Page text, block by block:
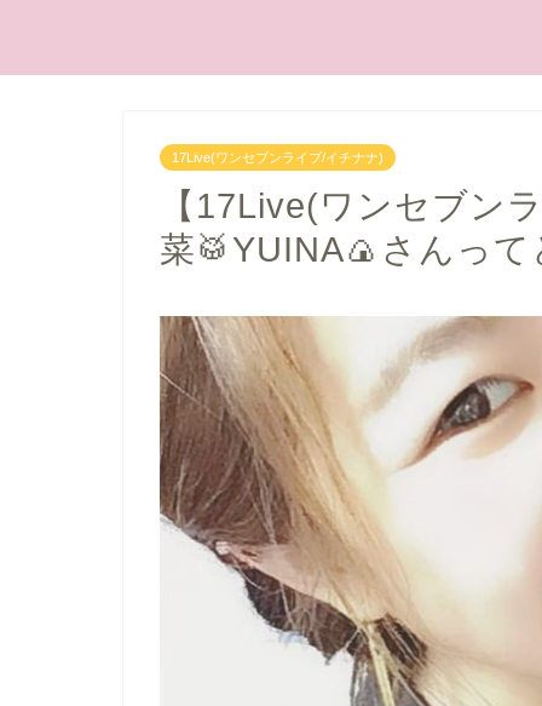
17Live(ワンセブンライブ/イチナナ)
【17Live(ワンセブン
菜🥁YUINA🍙さんっ